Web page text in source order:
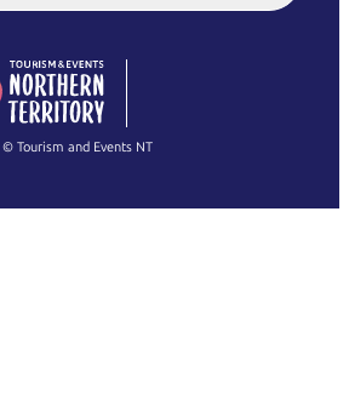
繁體中文
© Tourism and Events NT